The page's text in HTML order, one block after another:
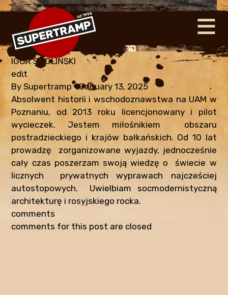
≡
IGOR SMOLIŃSKI
edit
By Supertramp• January 13, 2025
Absolwent historii i wschodoznawstwa na UAM w
Poznaniu, od 2013 roku licencjonowany i pilot
wycieczek. Jestem miłośnikiem obszaru
postradzieckiego i krajów bałkańskich. Od 10 lat
prowadzę zorganizowane wyjazdy, jednocześnie
cały czas poszerzam swoją wiedzę o świecie w
licznych prywatnych wyprawach najcześciej
autostopowych. Uwielbiam socmodernistyczną
architekturę i rosyjskiego rocka.
comments
comments for this post are closed